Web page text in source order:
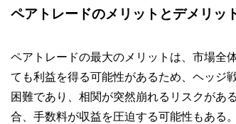
ペアトレードのメリットとデメリッ
ペアトレードの最大のメリットは、市場全
ても利益を得る可能性があるため、ヘッジ
困難であり、相関が突然崩れるリスクがあ
合、手数料が収益を圧迫する可能性もある。